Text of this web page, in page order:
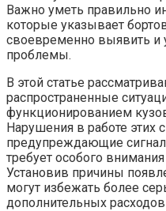
Важно уметь правильно
которые указывает
своевременно выявить и
проблемы.
В этой статье
распространенные
функционированием
Нарушения в работе этих
предупреждающие
требует особого
Установив причины
могут избежать более
дополнительных